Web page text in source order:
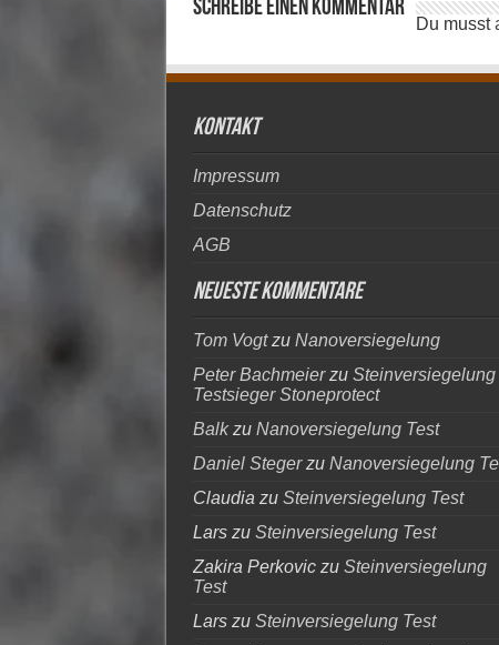
Schreibe einen Kommentar
Du musst
kontakt
Impressum
Datenschutz
AGB
Neueste Kommentare
Tom Vogtzu Nanoversiegelung
Peter Bachmeierzu Steinversiegelung
Testsieger Stoneprotect
Balkzu Nanoversiegelung Test
Daniel Stegerzu Nanoversiegelung
Claudiazu Steinversiegelung Test
Larszu Steinversiegelung Test
Zakira Perkoviczu Steinversiegelung
Test
Larszu Steinversiegelung Test